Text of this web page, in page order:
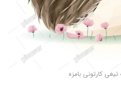
کارتونی بامزه